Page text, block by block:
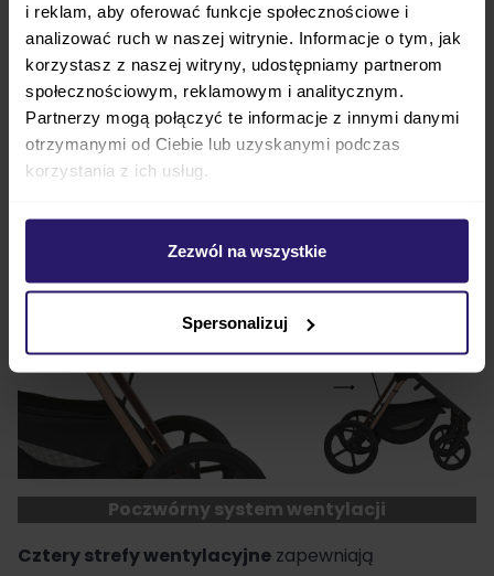
i reklam, aby oferować funkcje społecznościowe i
analizować ruch w naszej witrynie. Informacje o tym, jak
korzystasz z naszej witryny, udostępniamy partnerom
społecznościowym, reklamowym i analitycznym.
Partnerzy mogą połączyć te informacje z innymi danymi
otrzymanymi od Ciebie lub uzyskanymi podczas
korzystania z ich usług.
Zezwól na wszystkie
Spersonalizuj
System stabilizacji drgań
Stabilizacja drgańogranicza ilość wstrząsów
przenoszonych do wnętrza gondoli, co wspiera
spokojniejszy sen dziecka.
Poczwórny system wentylacji
Cztery strefy wentylacyjne zapewniają